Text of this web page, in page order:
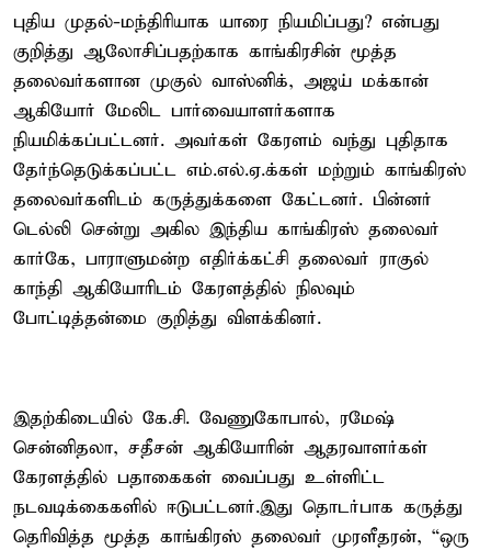
புதிய முதல்-மந்திரியாக யாரை நியமிப்பது? என்பது
குறித்து ஆலோசிப்பதற்காக காங்கிரசின் மூத்த
தலைவர்களான முகுல் வாஸ்னிக், அஜய் மக்கான்
ஆகியோர் மேலிட பார்வையாளர்களாக
நியமிக்கப்பட்டனர். அவர்கள் கேரளம் வந்து புதிதாக
தேர்ந்தெடுக்கப்பட்ட எம்.எல்.ஏ.க்கள் மற்றும் காங்கிரஸ்
தலைவர்களிடம் கருத்துக்களை கேட்டனர். பின்னர்
டெல்லி சென்று அகில இந்திய காங்கிரஸ் தலைவர்
கார்கே, பாராளுமன்ற எதிர்க்கட்சி தலைவர் ராகுல்
காந்தி ஆகியோரிடம் கேரளத்தில் நிலவும்
போட்டித்தன்மை குறித்து விளக்கினர்.
இதற்கிடையில் கே.சி. வேணுகோபால், ரமேஷ்
சென்னிதலா, சதீசன் ஆகியோரின் ஆதரவாளர்கள்
கேரளத்தில் பதாகைகள் வைப்பது உள்ளிட்ட
நடவடிக்கைகளில் ஈடுபட்டனர்.இது தொடர்பாக கருத்து
தெரிவித்த மூத்த காங்கிரஸ் தலைவர் முரளீதரன், “ஒரு